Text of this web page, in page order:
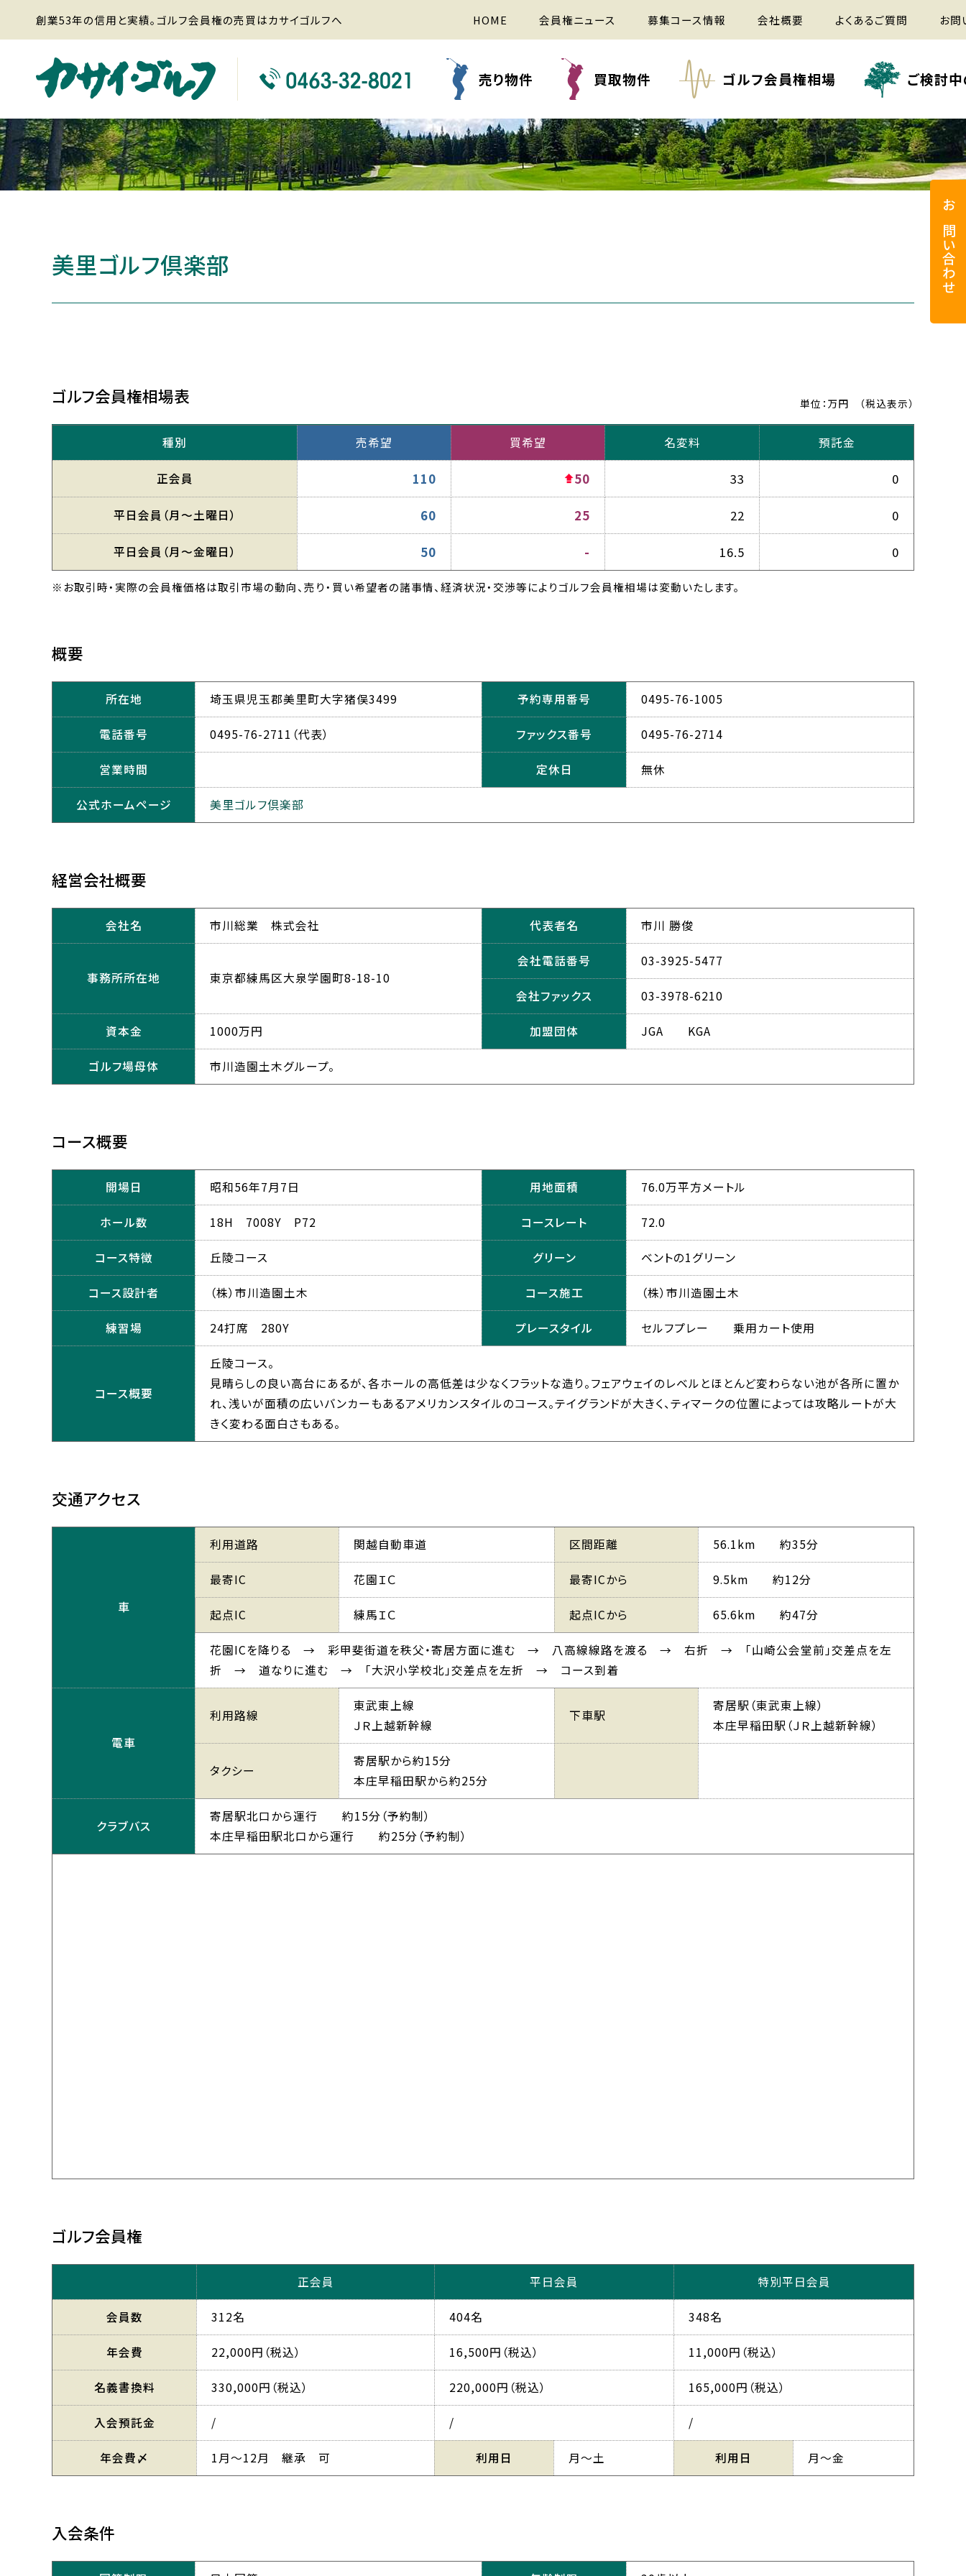
創業53年の信用と実績。ゴルフ会員権の売買はカサイゴルフへ HOME 会員権ニュース 募集コース情報 会社概要 よくあるご質問 お問
売り物件 買取物件 ゴルフ会員権相場 ご検討
美里ゴルフ倶楽部
ゴルフ会員権相場表 単位：万円 （税込表示）
種別 売希望 買希望 名変料 預託金
正会員 110 50 33 0
平日会員 （月〜土曜日） 60 25 22 0
平日会員 （月〜金曜日） 50 - 16.5 0
※お取引時・実際の会員権価格は取引市場の動向、売り・買い希望者の諸事情、経済状況・交渉等によりゴルフ会員権相場は変動いたします。
概要
所在地 埼玉県児玉郡美里町大字猪俣3499 予約専用番号 0495-76-1005
電話番号 0495-76-2711（代表） ファックス番号 0495-76-2714
営業時間 定休日 無休
公式ホームページ 美里ゴルフ倶楽部
経営会社概要
会社名 市川総業 株式会社 代表者名 市川 勝俊
事務所所在地 東京都練馬区大泉学園町8-18-10
会社電話番号 03-3925-5477
会社ファックス 03-3978-6210
資本金 1000万円 加盟団体 JGA KGA
ゴルフ場母体 市川造園土木グループ。
コース概要
開場日 昭和56年7月7日 用地面積 76.0万平方メートル
ホール数 18H 7008Y P72 コースレート 72.0
コース特徴 丘陵コース グリーン ベントの1グリーン
コース設計者 （株）市川造園土木 コース施工 （株）市川造園土木
練習場 24打席 280Y プレースタイル セルフプレー 乗用カート使用
コース概要
丘陵コース。
見晴らしの良い高台にあるが、各ホールの高低差は少なくフラットな造り。フェアウェイのレベルとほとんど変わらない池が各所に置か
れ、浅いが面積の広いバンカーもあるアメリカンスタイルのコース。テイグランドが大きく、ティマークの位置によっては攻略ルートが大
きく変わる面白さもある。
交通アクセス
車
利用道路 関越自動車道 区間距離 56.1km 約35分
最寄IC 花園ＩＣ 最寄ICから 9.5km 約12分
起点IC 練馬ＩＣ 起点ICから 65.6km 約47分
花園ICを降りる → 彩甲斐街道を秩父・寄居方面に進む → 八高線線路を渡る → 右折 → 「山崎公会堂前」交差点を左
折 → 道なりに進む → 「大沢小学校北」交差点を左折 → コース到着
電車
利用路線
東武東上線
ＪＲ上越新幹線
下車駅
寄居駅（東武東上線）
本庄早稲田駅（ＪＲ上越新幹線）
タクシー
寄居駅から約15分
本庄早稲田駅から約25分
クラブバス
寄居駅北口から運行 約15分（予約制）
本庄早稲田駅北口から運行 約25分（予約制）
ゴルフ会員権
正会員 平日会員 特別平日会員
会員数 312名 404名 348名
年会費 22,000円（税込） 16,500円（税込） 11,000円（税込）
名義書換料 330,000円（税込） 220,000円（税込） 165,000円（税込）
入会預託金 / / /
年会費〆 1月～12月 継承 可 利用日 月～土 利用日 月～金
入会条件
お問い合わせ